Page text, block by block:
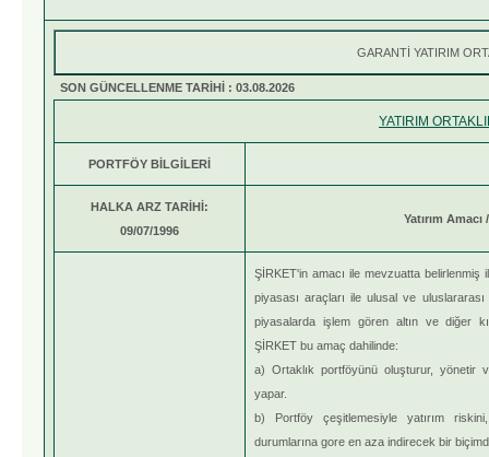
GARANTİ YATIRIM
SON GÜNCELLENME TARİHİ : 03.08.2026
YATIRIM
PORTFÖY BİLGİLERİ
HALKA ARZ TARİHİ:
09/07/1996
Yatırım
ŞİRKET'in amacı ile mevzuatta
piyasası araçları ile ulusal ve
piyasalarda işlem gören altın ve diğer
ŞİRKET bu amaç dahilinde:
a) Ortaklık portföyünü oluşturur, yönetir
yapar.
b) Portföy çeşitlemesiyle yatırım
durumlarına gore en aza indirecek bir